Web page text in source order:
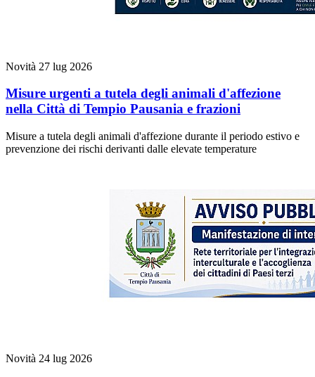
Novità 27 lug 2026
Misure urgenti a tutela degli animali d'affezione
nella Città di Tempio Pausania e frazioni
Misure a tutela degli animali d'affezione durante il periodo estivo e
prevenzione dei rischi derivanti dalle elevate temperature
Novità 24 lug 2026